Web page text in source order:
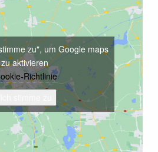
zu", um Google maps
zu aktivieren
Richtlinie